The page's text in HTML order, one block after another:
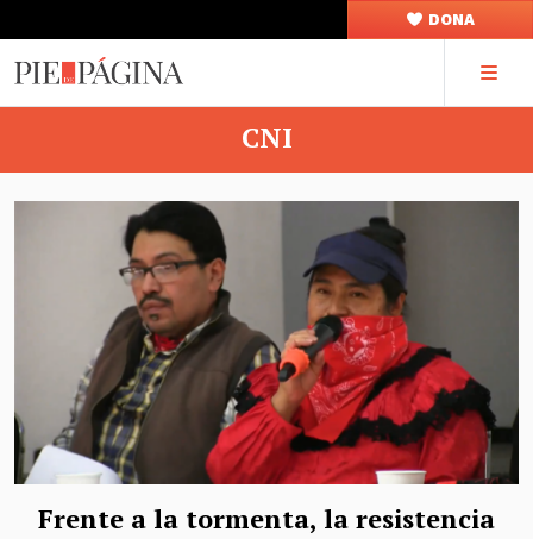
DONA
CNI
Frente a la tormenta, la resistencia